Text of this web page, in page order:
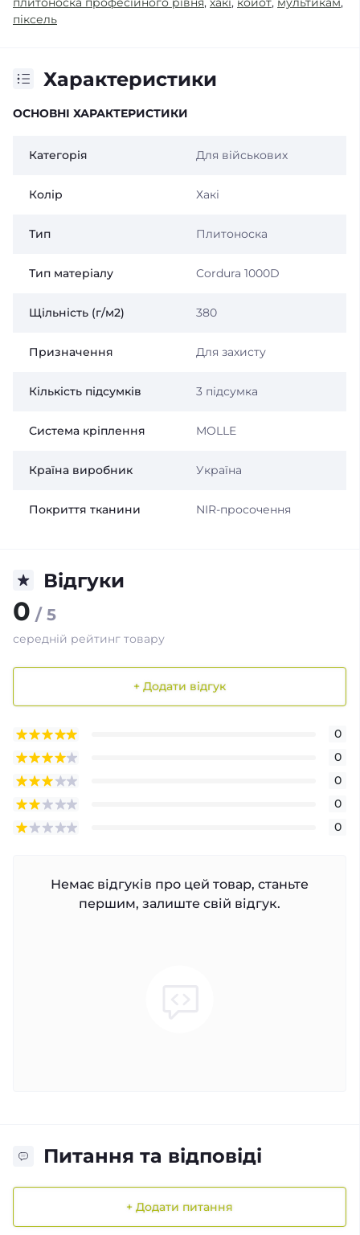
піксель
Характеристики
ОСНОВНІ ХАРАКТЕРИСТИКИ
Категорія Для військових
Колір Хакі
Тип Плитоноска
Тип матеріалу Cordura 1000D
Щільність (г/м2) 380
Призначення Для захисту
Кількість підсумків 3 підсумка
Система кріплення MOLLE
Країна виробник Україна
Покриття тканини NIR-просочення
Відгуки
0 / 5
середній рейтинг товару
+ Додати відгук
0
0
0
0
0
Немає відгуків про цей товар, станьте
першим, залиште свій відгук.
Питання та відповіді
+ Додати питання